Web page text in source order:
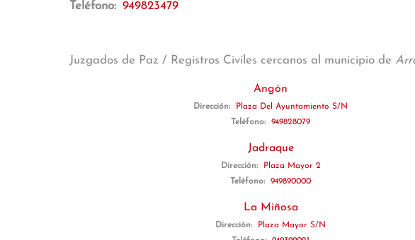
Teléfono: 949823479
Juzgados de Paz / Registros Civiles cercanos al municipio de
Angón
Dirección:
Plaza Del Ayuntamiento S/N
Teléfono:
949828079
Jadraque
Dirección:
Plaza Mayor 2
Teléfono:
949890000
La Miñosa
Dirección:
Plaza Mayor S/N